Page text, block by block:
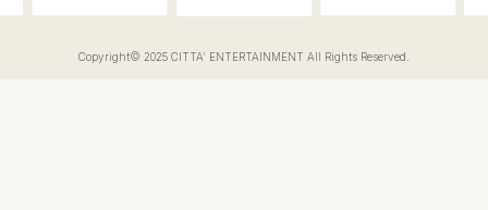
Copyright© 2025 CITTA' ENTERTAINMENT All Rights Reserved.